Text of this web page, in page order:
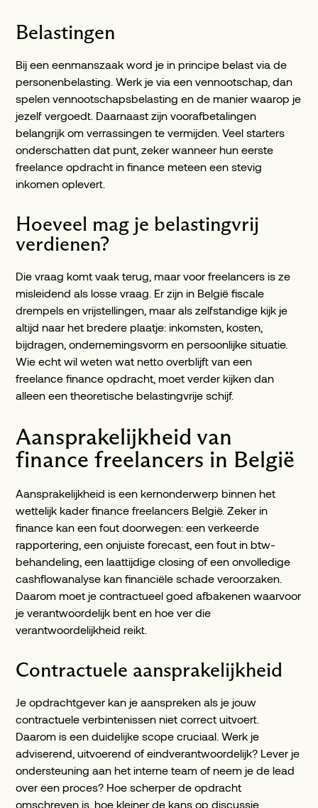
Belastingen
Bij een eenmanszaak word je in principe belast via de
personenbelasting. Werk je via een vennootschap, dan
spelen vennootschapsbelasting en de manier waarop je
jezelf vergoedt. Daarnaast zijn voorafbetalingen
belangrijk om verrassingen te vermijden. Veel starters
onderschatten dat punt, zeker wanneer hun eerste
freelance opdracht in finance meteen een stevig
inkomen oplevert.
Hoeveel mag je belastingvrij
verdienen?
Die vraag komt vaak terug, maar voor freelancers is ze
misleidend als losse vraag. Er zijn in België fiscale
drempels en vrijstellingen, maar als zelfstandige kijk je
altijd naar het bredere plaatje: inkomsten, kosten,
bijdragen, ondernemingsvorm en persoonlijke situatie.
Wie echt wil weten wat netto overblijft van een
freelance finance opdracht, moet verder kijken dan
alleen een theoretische belastingvrije schijf.
Aansprakelijkheid van
finance freelancers in België
Aansprakelijkheid is een kernonderwerp binnen het
wettelijk kader finance freelancers België. Zeker in
finance kan een fout doorwegen: een verkeerde
rapportering, een onjuiste forecast, een fout in btw-
behandeling, een laattijdige closing of een onvolledige
cashflowanalyse kan financiële schade veroorzaken.
Daarom moet je contractueel goed afbakenen waarvoor
je verantwoordelijk bent en hoe ver die
verantwoordelijkheid reikt.
Contractuele aansprakelijkheid
Je opdrachtgever kan je aanspreken als je jouw
contractuele verbintenissen niet correct uitvoert.
Daarom is een duidelijke scope cruciaal. Werk je
adviserend, uitvoerend of eindverantwoordelijk? Lever je
ondersteuning aan het interne team of neem je de lead
over een proces? Hoe scherper de opdracht
omschreven is, hoe kleiner de kans op discussie